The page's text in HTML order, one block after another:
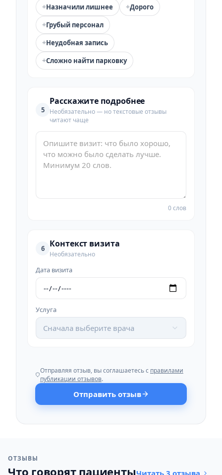
+Назначили лишнее +Дорого
+Грубый персонал
+Неудобная запись
+Сложно найти парковку
5
Расскажите подробнее
Необязательно — но текстовые отзывы
читают чаще
0 слов
6 Контекст визита
Необязательно
Дата визита
Услуга
Сначала выберите врача
Отправляя отзыв, вы соглашаетесь с правилами
публикации отзывов.
Отправить отзыв
ОТЗЫВЫ
Что говорят пациентыЧитать 3 отзыва